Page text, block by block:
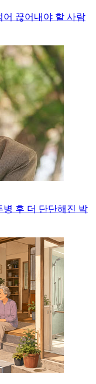
끊어내야 할 사람
후 더 단단해진 박